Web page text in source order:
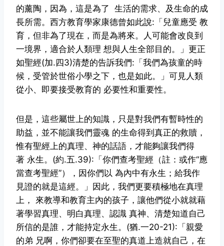
的薰陶，因為，這是為了 生活的需求、及生命的成
長所需。西方教育學家康德曾如此說:「兒童應受 教
育，但非為了現在，而是為將來。人可能會改良到
一境界，適合於人類理 想與人生全部目的。」更正
如聖經(加.四3)清楚的告訴我們:「我們為孩童的時
候，受管於世俗小學之下，也是如此。」可見人類
從小、即要接受教育的 必要性和重要性。
但是，這些屬世上的知識，只是對我們有暫時性的
助益，並不能讓我們靈魂 的生命得到真正的救贖，
惟有聖經上的真理、神的話語，才能夠讓我們得
著 永生。(約.五.39):「你們查考聖經（註：或作“應
當查考聖經”），因你們以 為內中有永生；給我作
見證的就是這經。」因此，我們更要積極地在真理
上，
來教導和教育主內的孩子，讓他們從小就就藉
著學習真理、明白真理、認識 真神、清楚知道自己
所信的是誰，才能持定永生。(猶.一20-21):「親愛
的弟 兄啊，你們卻要在至聖的真道上造就自己，在